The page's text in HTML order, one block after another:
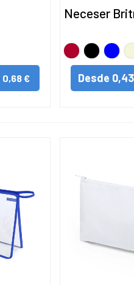
0,68 €
Neceser
RojoNegroAZUL
Desde